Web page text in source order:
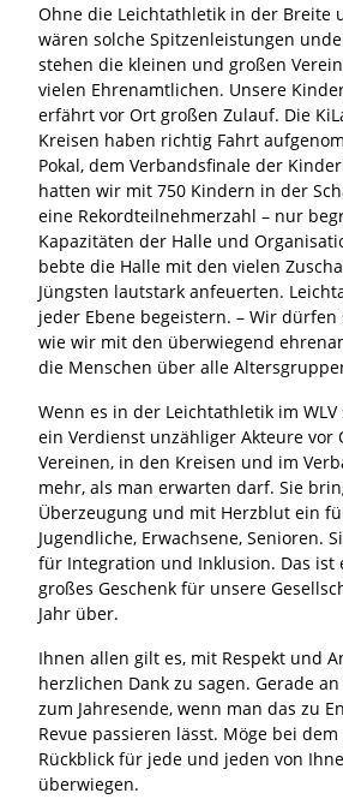
Ohne die Leichtathletik in der Breite
wären solche Spitzenleistungen
stehen die kleinen und großen
vielen Ehrenamtlichen. Unsere
erfährt vor Ort großen Zulauf. Die
Kreisen haben richtig Fahrt
Pokal, dem Verbandsfinale der
hatten wir mit 750 Kindern in der
eine Rekordteilnehmerzahl – nur
Kapazitäten der Halle und
bebte die Halle mit den vielen
Jüngsten lautstark anfeuerten.
jeder Ebene begeistern. – Wir
wie wir mit den überwiegend
die Menschen über alle
Wenn es in der Leichtathletik im
ein Verdienst unzähliger Akteure vor
Vereinen, in den Kreisen und im
mehr, als man erwarten darf. Sie
Überzeugung und mit Herzblut ein
Jugendliche, Erwachsene, Senioren.
für Integration und Inklusion. Das ist
großes Geschenk für unsere
Jahr über.
Ihnen allen gilt es, mit Respekt und
herzlichen Dank zu sagen. Gerade
zum Jahresende, wenn man das zu
Revue passieren lässt. Möge bei
Rückblick für jede und jeden von
überwiegen.